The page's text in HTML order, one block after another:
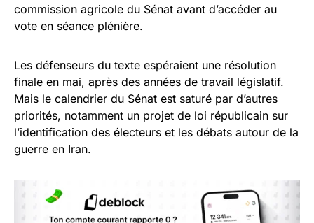
commission agricole du Sénat avant d’accéder au
vote en séance plénière.
Les défenseurs du texte espéraient une résolution
finale en mai, après des années de travail législatif.
Mais le calendrier du Sénat est saturé par d’autres
priorités, notamment un projet de loi républicain sur
l’identification des électeurs et les débats autour de la
guerre en Iran.